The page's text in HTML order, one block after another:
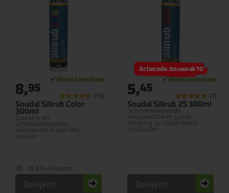
Soudal Silirub Color
300ml
Zuurvrije en
schimmelwerende
siliconenkit in veel RAL
kleuren
8,95 (16)
Bekijken
Soudal Silirub 2S 300ml
Schimmelwerende
siliconenkit met goede
hechting op bijvoorbeeld
acrylbaden
Actiecode: bouwvak10
5,45 (7)
Bekijken